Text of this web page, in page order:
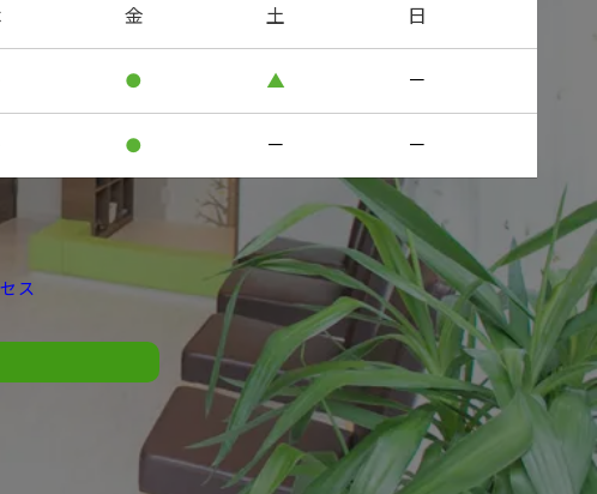
金 土 日
● ▲ －
● － －
ス